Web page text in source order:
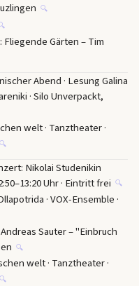
🔍
Fliegende Gärten – Tim
Abend · Lesung Galina
· Silo Unverpackt,
welt · Tanztheater ·
🔍
Nikolai Studenikin
Uhr · Eintritt frei 🔍
· VOX-Ensemble ·
Sauter – "Einbruch
🔍
welt · Tanztheater ·
🔍